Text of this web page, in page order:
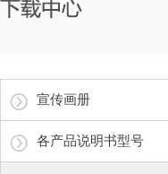
宣传画册
各产品说明书型号